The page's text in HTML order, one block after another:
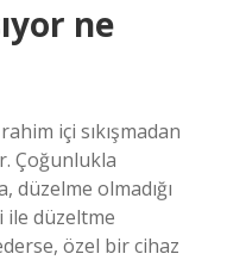
ne
içi sıkışmadan
Çoğunlukla
olmadığı
düzeltme
özel bir cihaz